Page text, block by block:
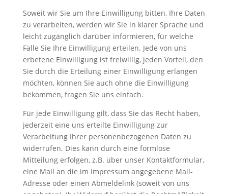
Soweit wir Sie um Ihre Einwilligung bitten, Ihre Daten
zu verarbeiten, werden wir Sie in klarer Sprache und
leicht zugänglich darüber informieren, für welche
Fälle Sie Ihre Einwilligung erteilen. Jede von uns
erbetene Einwilligung ist freiwillig, jeden Vorteil, den
Sie durch die Erteilung einer Einwilligung erlangen
möchten, können Sie auch ohne die Einwilligung
bekommen, fragen Sie uns einfach.
Für jede Einwilligung gilt, dass Sie das Recht haben,
jederzeit eine uns erteilte Einwilligung zur
Verarbeitung Ihrer personenbezogenen Daten zu
widerrufen. Dies kann durch eine formlose
Mitteilung erfolgen, z.B. über unser Kontaktformular,
eine Mail an die im Impressum angegebene Mail-
Adresse oder einen Abmeldelink (soweit von uns